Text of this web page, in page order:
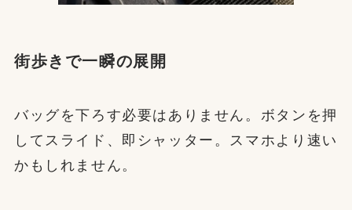
街歩きで一瞬の展開
バッグを下ろす必要はありません。ボタンを押
してスライド、即シャッター。スマホより速い
かもしれません。